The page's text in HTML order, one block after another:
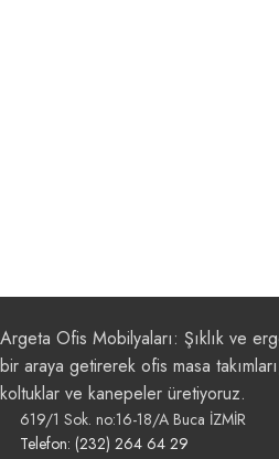
Argeta Ofis Mobilyaları: Şıklık ve
bir araya getirerek ofis masa
koltuklar ve kanepeler üretiyoruz.
619/1 Sok. no:16-18/A Buca İZMİR
Telefon: (232) 264 64 29